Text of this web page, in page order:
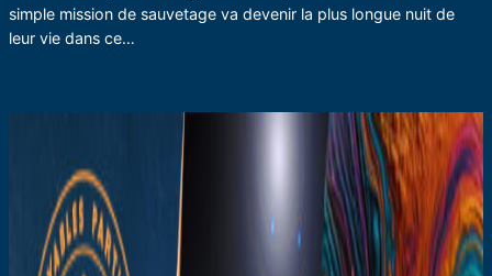
simple mission de sauvetage va devenir la plus longue nuit de
leur vie dans ce…